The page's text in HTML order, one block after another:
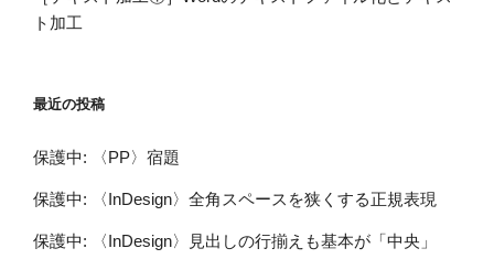
ト加工
最近の投稿
保護中: 〈PP〉宿題
保護中: 〈InDesign〉全角スペースを狭くする正規表現
保護中: 〈InDesign〉見出しの行揃えも基本が「中央」